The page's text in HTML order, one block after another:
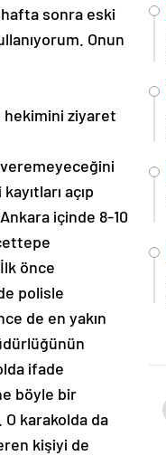
sonra eski
Onun
hekimini ziyaret
açıp
içinde 8-10
önce
polisle
de en yakın
ifade
böyle bir
O karakolda da
kişiyi de